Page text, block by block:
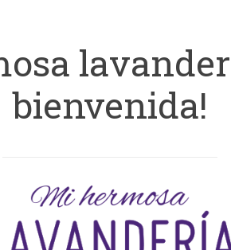
bienvenida!